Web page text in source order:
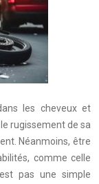
les cheveux et
rugissement de sa
Néanmoins, être
comme celle
pas une simple